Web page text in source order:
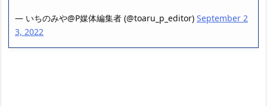
— いちのみや@P媒体編集者 (@toaru_p_editor) September 2
3, 2022